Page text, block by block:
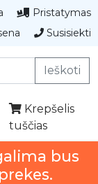
Pristatymas
Susisiekti
Ieškoti
Krepšelis
tuščias
bus